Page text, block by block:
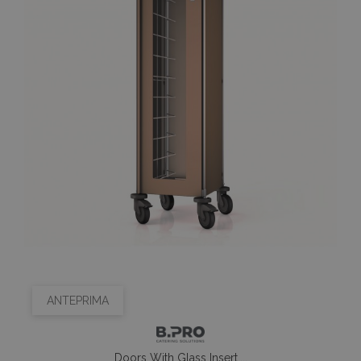
ANTEPRIMA
Doors With Glass Insert,...